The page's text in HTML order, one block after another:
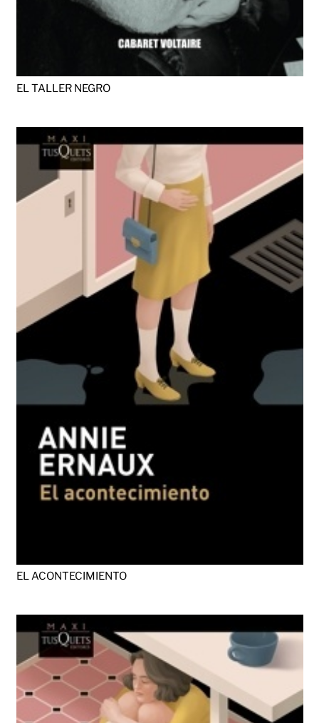
EL TALLER NEGRO
EL ACONTECIMIENTO